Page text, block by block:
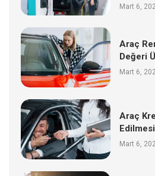
Mart 6,
Araç
Değeri
Mart 6,
Araç
Mart 6,